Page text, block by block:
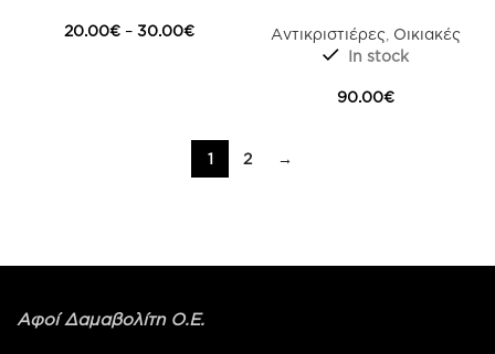
20.00€ – 30.00€Price
Αντικριστιέρες Οικιακές
In stock
90.00€
1 2 →
Αφοί Δαμαβολίτη Ο.Ε.